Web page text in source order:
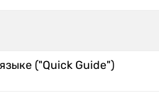
("Quick Guide")